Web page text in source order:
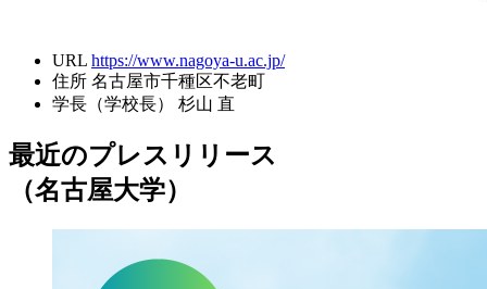
URL https://www.nagoya-u.ac.jp/
住所 名古屋市千種区不老町
学長（学校長）
杉山 直
最近のプレスリリース
（名古屋大学）